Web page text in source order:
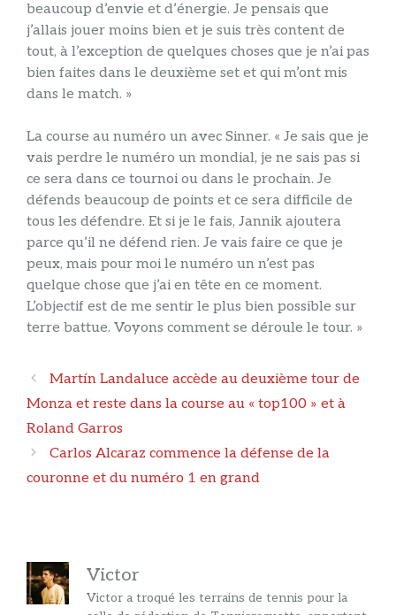
beaucoup d’envie et d’énergie. Je pensais que
j’allais jouer moins bien et je suis très content de
tout, à l’exception de quelques choses que je n’ai pas
bien faites dans le deuxième set et qui m’ont mis
dans le match. »
La course au numéro un avec Sinner. « Je sais que je
vais perdre le numéro un mondial, je ne sais pas si
ce sera dans ce tournoi ou dans le prochain. Je
défends beaucoup de points et ce sera difficile de
tous les défendre. Et si je le fais, Jannik ajoutera
parce qu’il ne défend rien. Je vais faire ce que je
peux, mais pour moi le numéro un n’est pas
quelque chose que j’ai en tête en ce moment.
L’objectif est de me sentir le plus bien possible sur
terre battue. Voyons comment se déroule le tour. »
Navigation
des
articles
Martín Landaluce accède au deuxième tour de
Monza et reste dans la course au « top100 » et à
Roland Garros
Carlos Alcaraz commence la défense de la
couronne et du numéro 1 en grand
Victor
Victor a troqué les terrains de tennis pour la